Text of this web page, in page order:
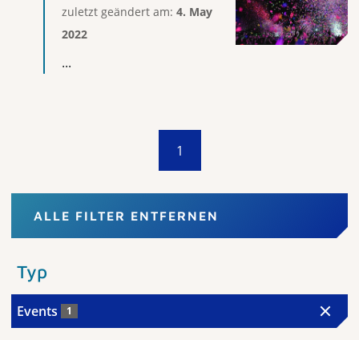
zuletzt geändert am: 4. May
2022
...
1
ALLE FILTER ENTFERNEN
Typ
Events 1